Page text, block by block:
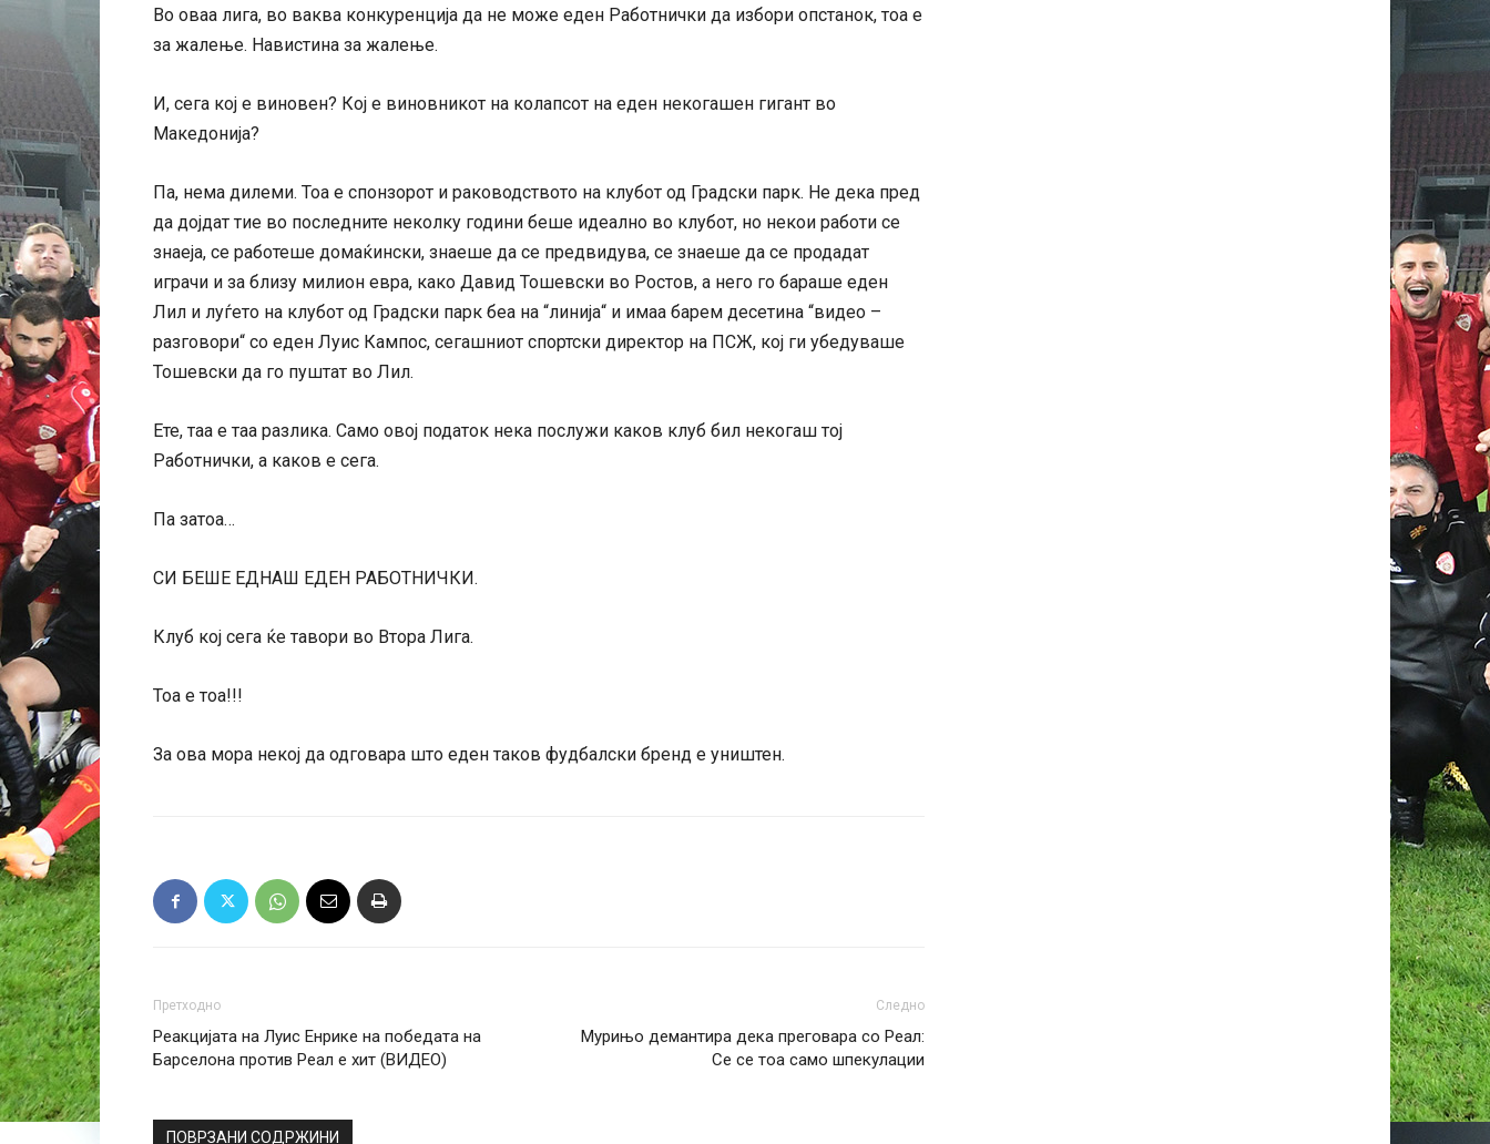
Во оваа лига, во ваква конкуренција да не може еден Работнички да избори опстанок, тоа е
за жалење. Навистина за жалење.
И, сега кој е виновен? Кој е виновникот на колапсот на еден некогашен гигант во
Македонија?
Па, нема дилеми. Тоа е спонзорот и раководството на клубот од Градски парк. Не дека пред
да дојдат тие во последните неколку години беше идеално во клубот, но некои работи се
знаеја, се работеше домаќински, знаеше да се предвидува, се знаеше да се продадат
играчи и за близу милион евра, како Давид Тошевски во Ростов, а него го бараше еден
Лил и луѓето на клубот од Градски парк беа на “линија“ и имаа барем десетина “видео –
разговори“ со еден Луис Кампос, сегашниот спортски директор на ПСЖ, кој ги убедуваше
Тошевски да го пуштат во Лил.
Ете, таа е таа разлика. Само овој податок нека послужи каков клуб бил некогаш тој
Работнички, а каков е сега.
Па затоа…
СИ БЕШЕ ЕДНАШ ЕДЕН РАБОТНИЧКИ.
Клуб кој сега ќе тавори во Втора Лига.
Тоа е тоа!!!
За ова мора некој да одговара што еден таков фудбалски бренд е уништен.
Претходно
Реакцијата на Луис Енрике на победата на
Барселона против Реал е хит (ВИДЕО)
Следно
Мурињо демантира дека преговара со Реал:
Се се тоа само шпекулации
ПОВРЗАНИ СОДРЖИНИ